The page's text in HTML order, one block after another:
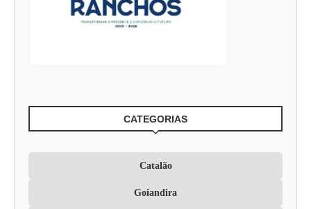
CATEGORIAS
Catalão
Goiandira